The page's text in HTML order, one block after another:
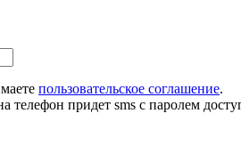
пользовательское соглашение.
телефон придет sms с паролем